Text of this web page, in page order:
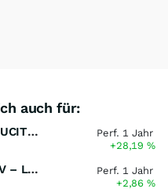
auch für:
iShares NASDAQ-100® UCITS ETF (DE)
Perf. 1 Jahr
+28,19%
Multi Units France SICAV – Lyxor World Water ( DR ) UCITS ETF, Actions au Port.Dist o.N.
Perf. 1 Jahr
+2,86%